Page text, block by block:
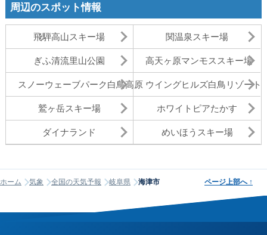
周辺のスポット情報
飛騨高山スキー場 関温泉スキー場
ぎふ清流里山公園 高天ヶ原マンモススキー場
スノーウェーブパーク白鳥高原 ウイングヒルズ白鳥リゾート
鷲ヶ岳スキー場 ホワイトピアたかす
ダイナランド めいほうスキー場
ホーム 気象 全国の天気予報 岐阜県 海津市 ページ上部へ ↑